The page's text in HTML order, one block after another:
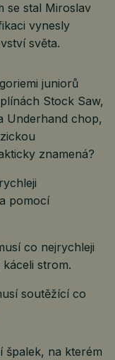
se stal Miroslav
vynesly
světa.
juniorů
Stock Saw,
Underhand chop,
znamená?
pomocí
co nejrychleji
strom.
soutěžící co
špalek, na kterém